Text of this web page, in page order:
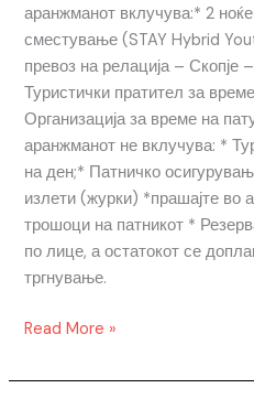
аранжманот вклучува:* 2
сместување (STAY Hybrid
превоз на релација – Скопје
Туристички пратител за
Организација за време на
аранжманот не вклучува: *
на ден;* Патничко
излети (журки) *прашајте во
трошоци на патникот *
по лице, а остатокот се
тргнување.
Read More »